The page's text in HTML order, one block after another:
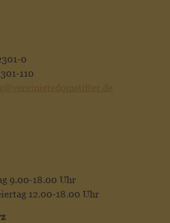
0
110
9.00-18.00 Uhr
12.00-18.00 Uhr